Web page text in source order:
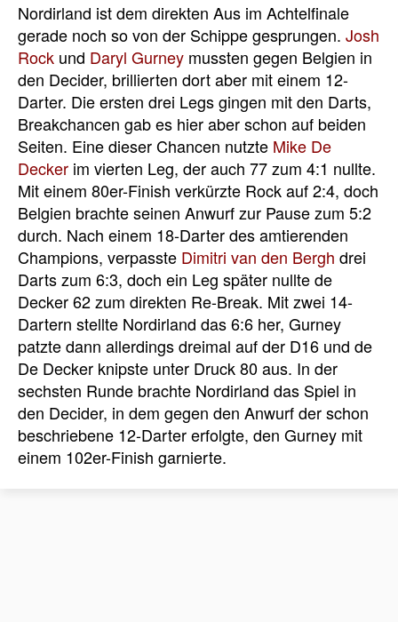
Nordirland ist dem direkten Aus im Achtelfinale
gerade noch so von der Schippe gesprungen. Josh
Rock und Daryl Gurney mussten gegen Belgien in
den Decider, brillierten dort aber mit einem 12-
Darter. Die ersten drei Legs gingen mit den Darts,
Breakchancen gab es hier aber schon auf beiden
Seiten. Eine dieser Chancen nutzte Mike De
Decker im vierten Leg, der auch 77 zum 4:1 nullte.
Mit einem 80er-Finish verkürzte Rock auf 2:4, doch
Belgien brachte seinen Anwurf zur Pause zum 5:2
durch. Nach einem 18-Darter des amtierenden
Champions, verpasste Dimitri van den Bergh drei
Darts zum 6:3, doch ein Leg später nullte de
Decker 62 zum direkten Re-Break. Mit zwei 14-
Dartern stellte Nordirland das 6:6 her, Gurney
patzte dann allerdings dreimal auf der D16 und de
De Decker knipste unter Druck 80 aus. In der
sechsten Runde brachte Nordirland das Spiel in
den Decider, in dem gegen den Anwurf der schon
beschriebene 12-Darter erfolgte, den Gurney mit
einem 102er-Finish garnierte.